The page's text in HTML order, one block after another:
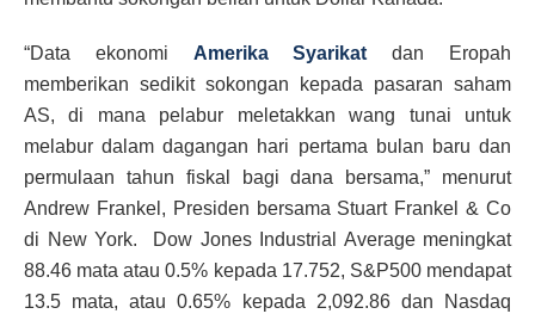
“Data ekonomi Amerika Syarikat dan Eropah
memberikan sedikit sokongan kepada pasaran saham
AS, di mana pelabur meletakkan wang tunai untuk
melabur dalam dagangan hari pertama bulan baru dan
permulaan tahun fiskal bagi dana bersama,” menurut
Andrew Frankel, Presiden bersama Stuart Frankel & Co
di New York. Dow Jones Industrial Average meningkat
88.46 mata atau 0.5% kepada 17.752, S&P500 mendapat
13.5 mata, atau 0.65% kepada 2,092.86 dan Nasdaq